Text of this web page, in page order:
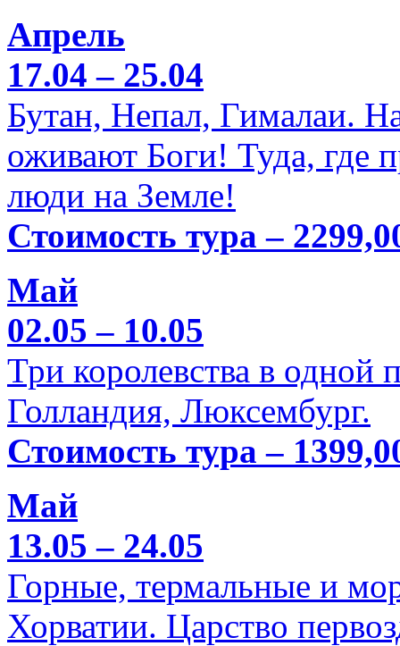
Апрель
17.04 – 25.04
Бутан, Непал, Гималаи.
оживают Боги! Туда, где
люди на Земле!
Стоимость тура –
Май
02.05 – 10.05
Три королевства в одной
Голландия, Люксембург.
Стоимость тура –
Май
13.05 – 24.05
Горные, термальные и
Хорватии. Царство